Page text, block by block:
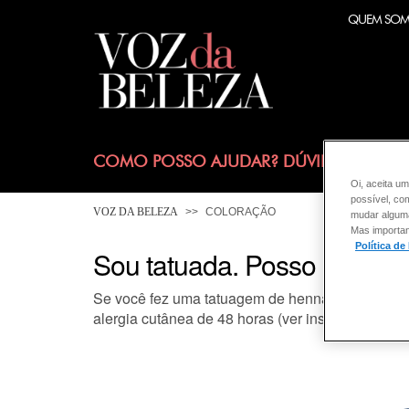
QUEM
COMO POSSO AJUDAR? DÚVIDAS SOBRE:
VOZ DA BELEZA COLORAÇÃO
Sou tatuada. Posso aplicar
Se você fez umatatuagem de henna de cor
alergia cutânea de 48 horas (ver instruções de
Oi, aceita
possível,
mudar
Mas
Política de